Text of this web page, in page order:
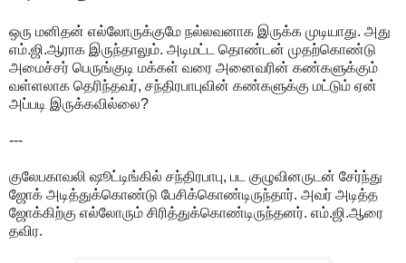
ஒரு மனிதன் எல்லோருக்குமே நல்லவனாக இருக்க முடியாது. அது
எம்.ஜி.ஆராக இருந்தாலும். அடிமட்ட தொண்டன் முதற்கொண்டு
அமைச்சர் பெருங்குடி மக்கள் வரை அனைவரின் கண்களுக்கும்
வள்ளலாக தெரிந்தவர், சந்திரபாபுவின் கண்களுக்கு மட்டும் ஏன்
அப்படி இருக்கவில்லை?
---
குலேபகாவலி ஷூட்டிங்கில் சந்திரபாபு, பட குழுவினருடன் சேர்ந்து
ஜோக் அடித்துக்கொண்டு பேசிக்கொண்டிருந்தார். அவர் அடித்த
ஜோக்கிற்கு எல்லோரும் சிரித்துக்கொண்டிருந்தனர். எம்.ஜி.ஆரை
தவிர.